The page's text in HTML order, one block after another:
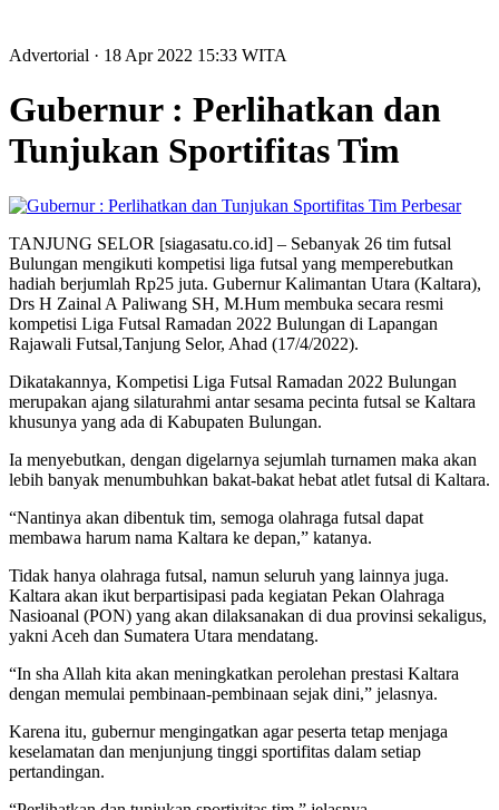
Advertorial · 18 Apr 2022 15:33 WITA
Gubernur : Perlihatkan dan
Tunjukan Sportifitas Tim
Perbesar
TANJUNG SELOR [siagasatu.co.id] – Sebanyak 26 tim futsal
Bulungan mengikuti kompetisi liga futsal yang memperebutkan
hadiah berjumlah Rp25 juta. Gubernur Kalimantan Utara (Kaltara),
Drs H Zainal A Paliwang SH, M.Hum membuka secara resmi
kompetisi Liga Futsal Ramadan 2022 Bulungan di Lapangan
Rajawali Futsal,Tanjung Selor, Ahad (17/4/2022).
Dikatakannya, Kompetisi Liga Futsal Ramadan 2022 Bulungan
merupakan ajang silaturahmi antar sesama pecinta futsal se Kaltara
khusunya yang ada di Kabupaten Bulungan.
Ia menyebutkan, dengan digelarnya sejumlah turnamen maka akan
lebih banyak menumbuhkan bakat-bakat hebat atlet futsal di Kaltara.
“Nantinya akan dibentuk tim, semoga olahraga futsal dapat
membawa harum nama Kaltara ke depan,” katanya.
Tidak hanya olahraga futsal, namun seluruh yang lainnya juga.
Kaltara akan ikut berpartisipasi pada kegiatan Pekan Olahraga
Nasioanal (PON) yang akan dilaksanakan di dua provinsi sekaligus,
yakni Aceh dan Sumatera Utara mendatang.
“In sha Allah kita akan meningkatkan perolehan prestasi Kaltara
dengan memulai pembinaan-pembinaan sejak dini,” jelasnya.
Karena itu, gubernur mengingatkan agar peserta tetap menjaga
keselamatan dan menjunjung tinggi sportifitas dalam setiap
pertandingan.